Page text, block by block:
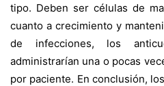
tipo. Deben ser células de
cuanto a crecimiento y
de infecciones, los
administrarían una o pocas
por paciente. En conclusión,